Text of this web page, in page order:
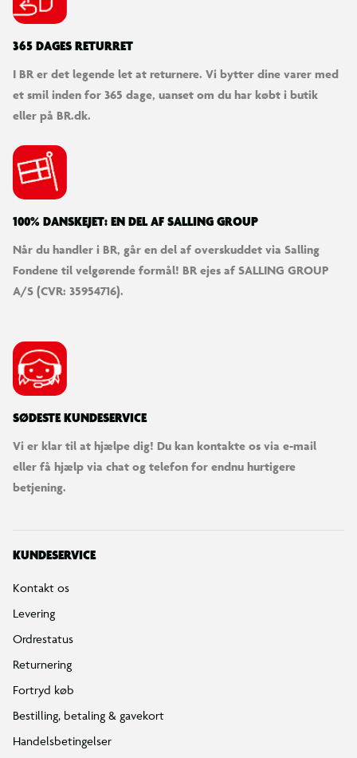
365 DAGES RETURRET
I BR er det legende let at returnere. Vi bytter dine varer med
et smil inden for 365 dage, uanset om du har købt i butik
eller på BR.dk.
100% DANSKEJET: EN DEL AF SALLING GROUP
Når du handler i BR, går en del af overskuddet via Salling
Fondene til velgørende formål! BR ejes af SALLING GROUP
A/S (CVR: 35954716).
SØDESTE KUNDESERVICE
Vi er klar til at hjælpe dig! Du kan kontakte os via e-mail
eller få hjælp via chat og telefon for endnu hurtigere
betjening.
KUNDESERVICE
Kontakt os
Levering
Ordrestatus
Returnering
Fortryd køb
Bestilling, betaling & gavekort
Handelsbetingelser